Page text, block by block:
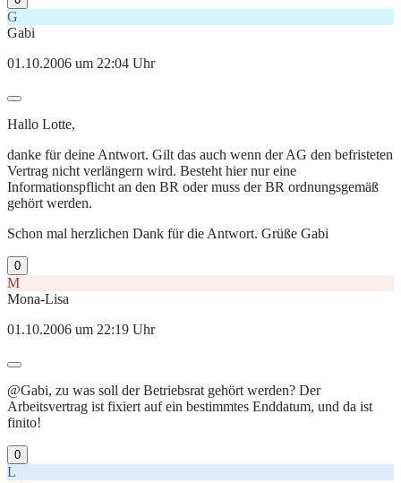
G
Gabi
01.10.2006 um 22:04 Uhr
Hallo Lotte,
danke für deine Antwort. Gilt das auch wenn der AG den befristeten
Vertrag nicht verlängern wird. Besteht hier nur eine
Informationspflicht an den BR oder muss der BR ordnungsgemäß
gehört werden.
Schon mal herzlichen Dank für die Antwort. Grüße Gabi
0
M
Mona-Lisa
01.10.2006 um 22:19 Uhr
@Gabi, zu was soll der Betriebsrat gehört werden? Der
Arbeitsvertrag ist fixiert auf ein bestimmtes Enddatum, und da ist
finito!
0
L